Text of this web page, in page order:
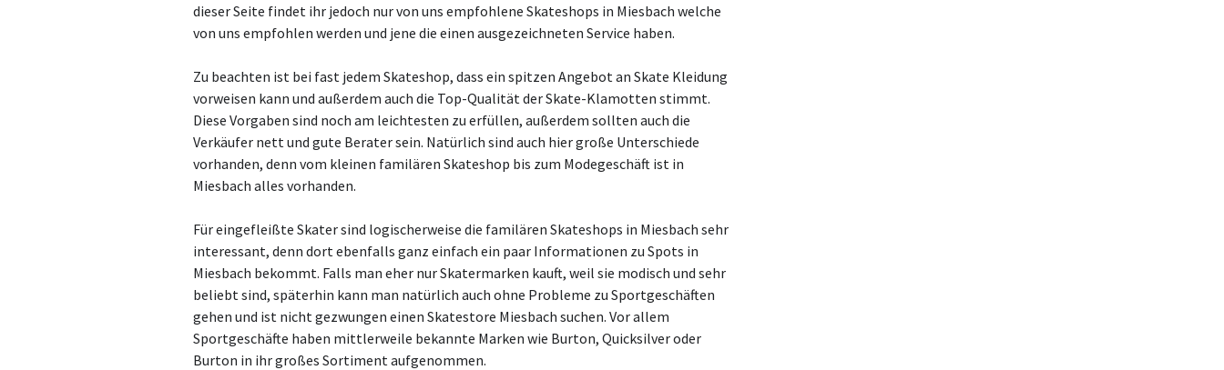
dieser Seite findet ihr jedoch nur von uns empfohlene Skateshops in Miesbach welche
von uns empfohlen werden und jene die einen ausgezeichneten Service haben.
Zu beachten ist bei fast jedem Skateshop, dass ein spitzen Angebot an Skate Kleidung
vorweisen kann und außerdem auch die Top-Qualität der Skate-Klamotten stimmt.
Diese Vorgaben sind noch am leichtesten zu erfüllen, außerdem sollten auch die
Verkäufer nett und gute Berater sein. Natürlich sind auch hier große Unterschiede
vorhanden, denn vom kleinen familären Skateshop bis zum Modegeschäft ist in
Miesbach alles vorhanden.
Für eingefleißte Skater sind logischerweise die familären Skateshops in Miesbach sehr
interessant, denn dort ebenfalls ganz einfach ein paar Informationen zu Spots in
Miesbach bekommt. Falls man eher nur Skatermarken kauft, weil sie modisch und sehr
beliebt sind, späterhin kann man natürlich auch ohne Probleme zu Sportgeschäften
gehen und ist nicht gezwungen einen Skatestore Miesbach suchen. Vor allem
Sportgeschäfte haben mittlerweile bekannte Marken wie Burton, Quicksilver oder
Burton in ihr großes Sortiment aufgenommen.